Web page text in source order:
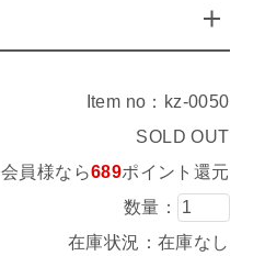
Item no：kz-0050
SOLD OUT
会員様なら689ポイント還元
数量：
在庫状況：在庫なし